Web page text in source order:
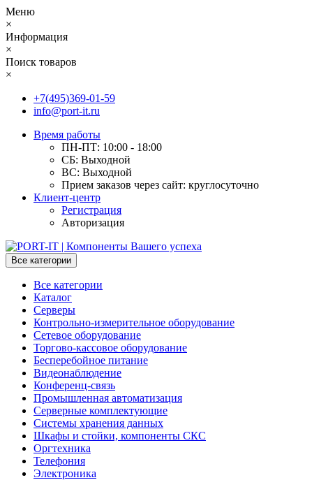
Меню
×
Информация
×
Поиск товаров
×
+7(495)369-01-59
info@port-it.ru
Время работы
ПН-ПТ: 10:00 - 18:00
СБ: Выходной
ВС: Выходной
Прием заказов через сайт: круглосуточно
Клиент-центр
Регистрация
Авторизация
Все категории
Все категории
Каталог
Серверы
Контрольно-измерительное оборудование
Сетевое оборудование
Торгово-кассовое оборудование
Бесперебойное питание
Видеонаблюдение
Конференц-связь
Промышленная автоматизация
Серверные комплектующие
Системы хранения данных
Шкафы и стойки, компоненты СКС
Оргтехника
Телефония
Электроника